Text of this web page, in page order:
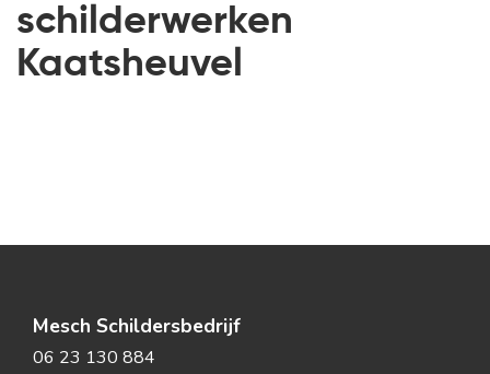
schilderwerken
Kaatsheuvel
Mesch Schildersbedrijf
06 23 130 884